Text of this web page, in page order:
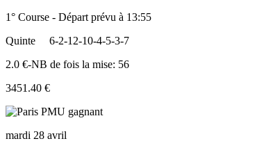
1° Course - Départ prévu à 13:55
Quinte
6-2-12-10-4-5-3-7
2.0 €-NB de fois la mise: 56
3451.40 €
mardi 28 avril